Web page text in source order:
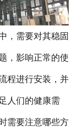
，需要对其稳固
，影响正常的使
程进行安装，并
人们的健康需
需要注意哪些方